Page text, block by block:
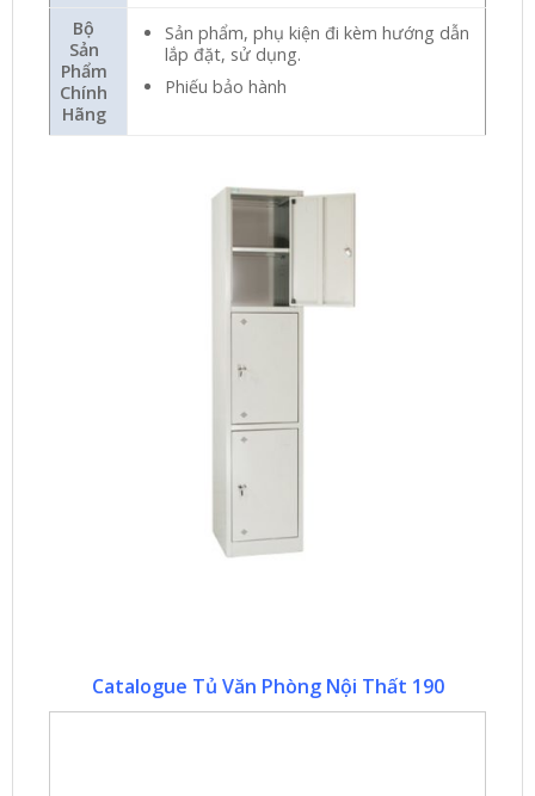
Bộ
Sản
Phẩm
Chính
Hãng
Sản phẩm, phụ kiện đi kèm hướng dẫn
lắp đặt, sử dụng.
Phiếu bảo hành
Catalogue Tủ Văn Phòng Nội Thất 190